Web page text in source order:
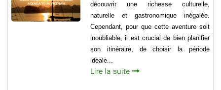
découvrir une richesse culturelle,
naturelle et gastronomique inégalée.
Cependant, pour que cette aventure soit
inoubliable, il est crucial de bien planifier
son itinéraire, de choisir la période
idéale...
Lire la suite